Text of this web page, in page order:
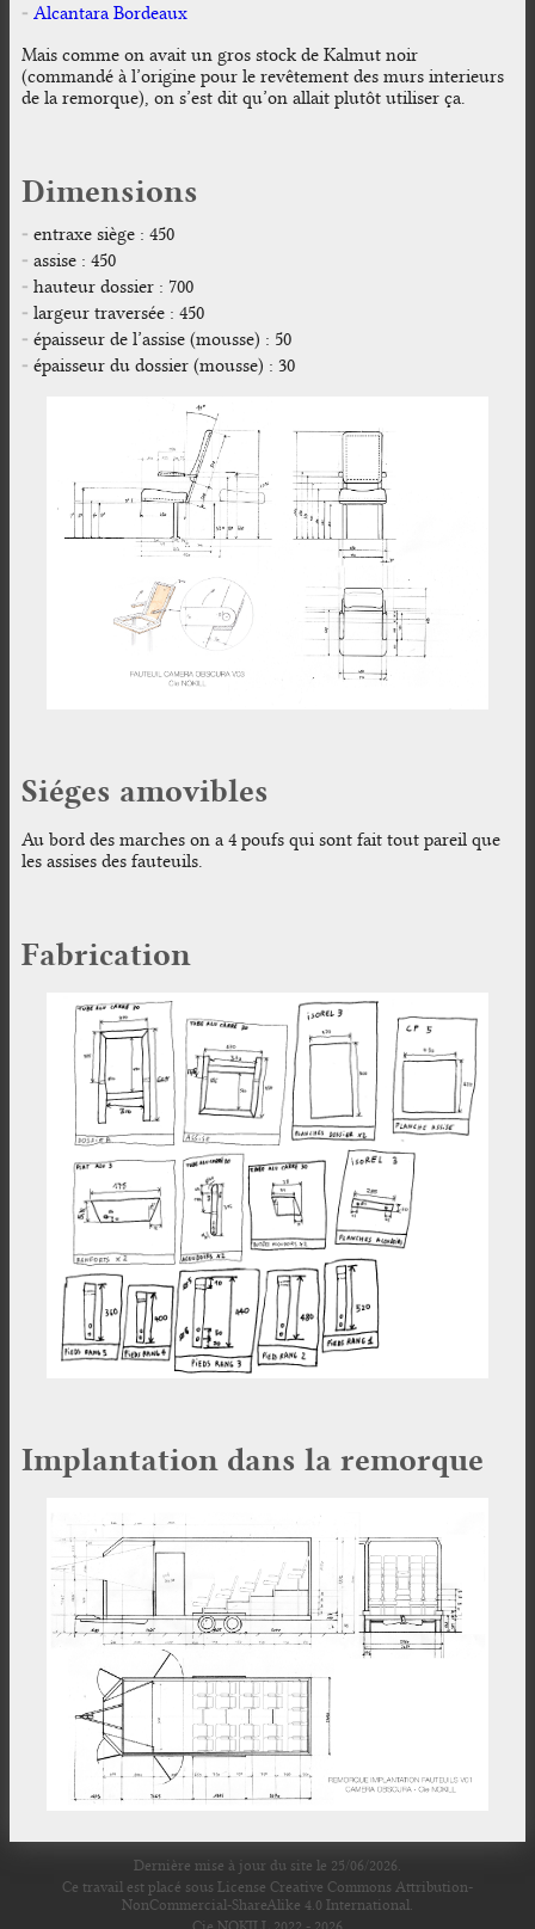
Alcantara Bordeaux
Mais comme on avait un gros stock de Kalmut noir
(commandé à l’origine pour le revêtement des murs interieurs
de la remorque), on s’est dit qu’on allait plutôt utiliser ça.
Dimensions
entraxe siège : 450
assise : 450
hauteur dossier : 700
largeur traversée : 450
épaisseur de l’assise (mousse) : 50
épaisseur du dossier (mousse) : 30
Siéges amovibles
Au bord des marches on a 4 poufs qui sont fait tout pareil que
les assises des fauteuils.
Fabrication
Implantation dans la remorque
Dernière mise à jour du site le 25/06/2026.
Ce travail est placé sous License Creative Commons Attribution-
NonCommercial-ShareAlike 4.0 International.